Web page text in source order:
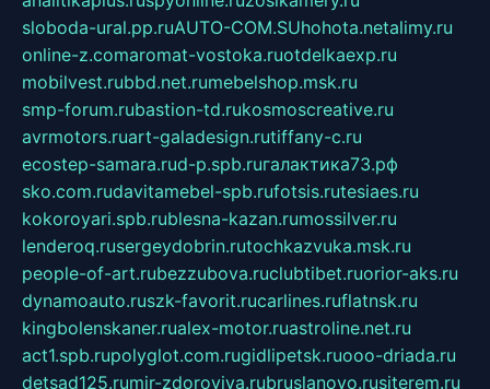
sloboda-ural.pp.ruAUTO-COM.SUhohota.netalimy.ru
online-z.comaromat-vostoka.ruotdelkaexp.ru
mobilvest.rubbd.net.rumebelshop.msk.ru
smp-forum.rubastion-td.rukosmoscreative.ru
avrmotors.ruart-galadesign.rutiffany-c.ru
ecostep-samara.rud-p.spb.ruгалактика73.рф
sko.com.rudavitamebel-spb.rufotsis.rutesiaes.ru
kokoroyari.spb.rublesna-kazan.rumossilver.ru
lenderoq.rusergeydobrin.rutochkazvuka.msk.ru
people-of-art.rubezzubova.ruclubtibet.ruorior-aks.ru
dynamoauto.ruszk-favorit.rucarlines.ruflatnsk.ru
kingbolenskaner.rualex-motor.ruastroline.net.ru
act1.spb.rupolyglot.com.rugidlipetsk.ruooo-driada.ru
detsad125.rumir-zdoroviya.rubruslanovo.rusiterem.ru